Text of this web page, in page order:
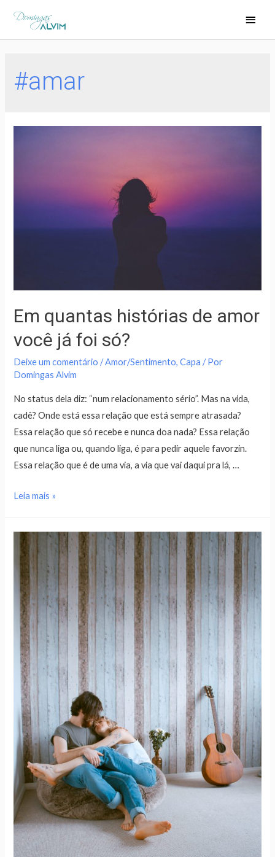
#amar
Em quantas histórias de amor
você já foi só?
Deixe um comentário /Amor/Sentimento,Capa / Por
Domingas Alvim
No status dela diz: “num relacionamento sério”. Mas na vida,
cadê? Onde está essa relação que está sempre atrasada?
Essa relação que só recebe e nunca doa nada? Essa relação
que nunca liga ou, quando liga, é para pedir aquele favorzin.
Essa relação que é de uma via, a via que vai daqui pra lá, …
Leia mais »